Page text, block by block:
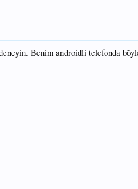
Benim androidli telefonda